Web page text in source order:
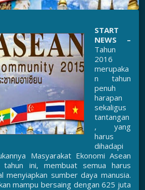
START
NEWS –
Tahun
2016
merupaka
n tahun
penuh
harapan
sekaligus
tantangan
, yang
harus
dihadapi
Masyarakat Ekonomi Asean
ini, membuat semua harus
menyiapkan sumber daya manusia.
mampu bersaing dengan 625 juta